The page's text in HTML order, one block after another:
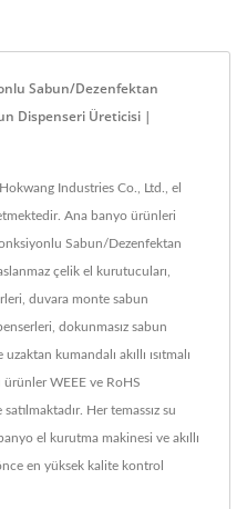
Sabun/Dezenfektan
Dispenseri Üreticisi |
Industries Co., Ltd., el
Ana banyo ürünleri
Sabun/Dezenfektan
çelik el kurutucuları,
duvara monte sabun
dokunmasız sabun
kumandalı akıllı ısıtmalı
WEEE ve RoHS
Her temassız su
el kurutma makinesi ve akıllı
en yüksek kalite kontrol